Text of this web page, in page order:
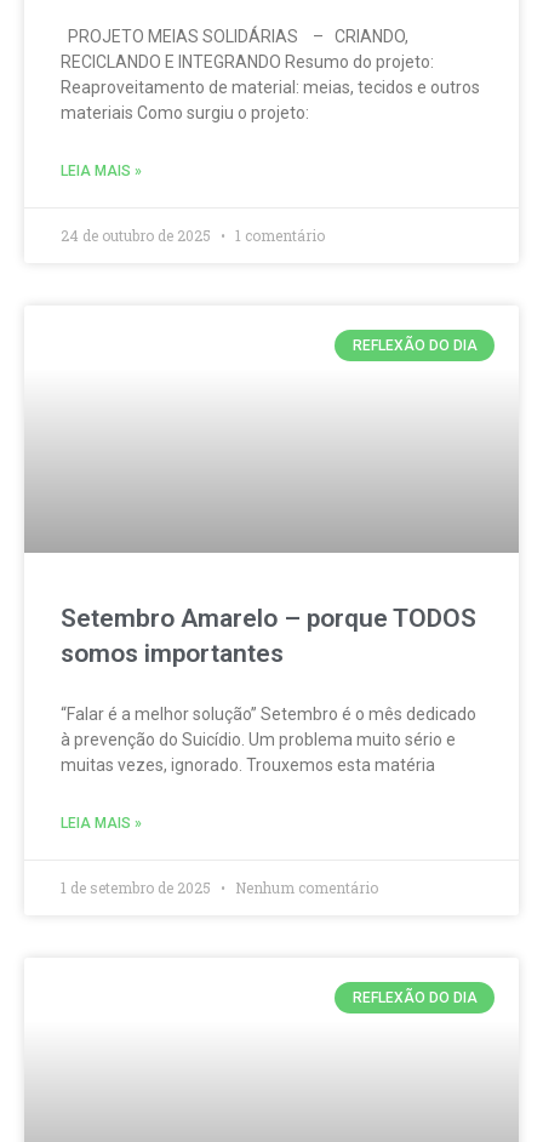
PROJETO MEIAS SOLIDÁRIAS – CRIANDO,
RECICLANDO E INTEGRANDO Resumo do projeto:
Reaproveitamento de material: meias, tecidos e outros
materiais Como surgiu o projeto:
LEIA MAIS »
24 de outubro de 2025 1 comentário
REFLEXÃO DO DIA
Setembro Amarelo – porque TODOS
somos importantes
“Falar é a melhor solução” Setembro é o mês dedicado
à prevenção do Suicídio. Um problema muito sério e
muitas vezes, ignorado. Trouxemos esta matéria
LEIA MAIS »
1 de setembro de 2025 Nenhum comentário
REFLEXÃO DO DIA